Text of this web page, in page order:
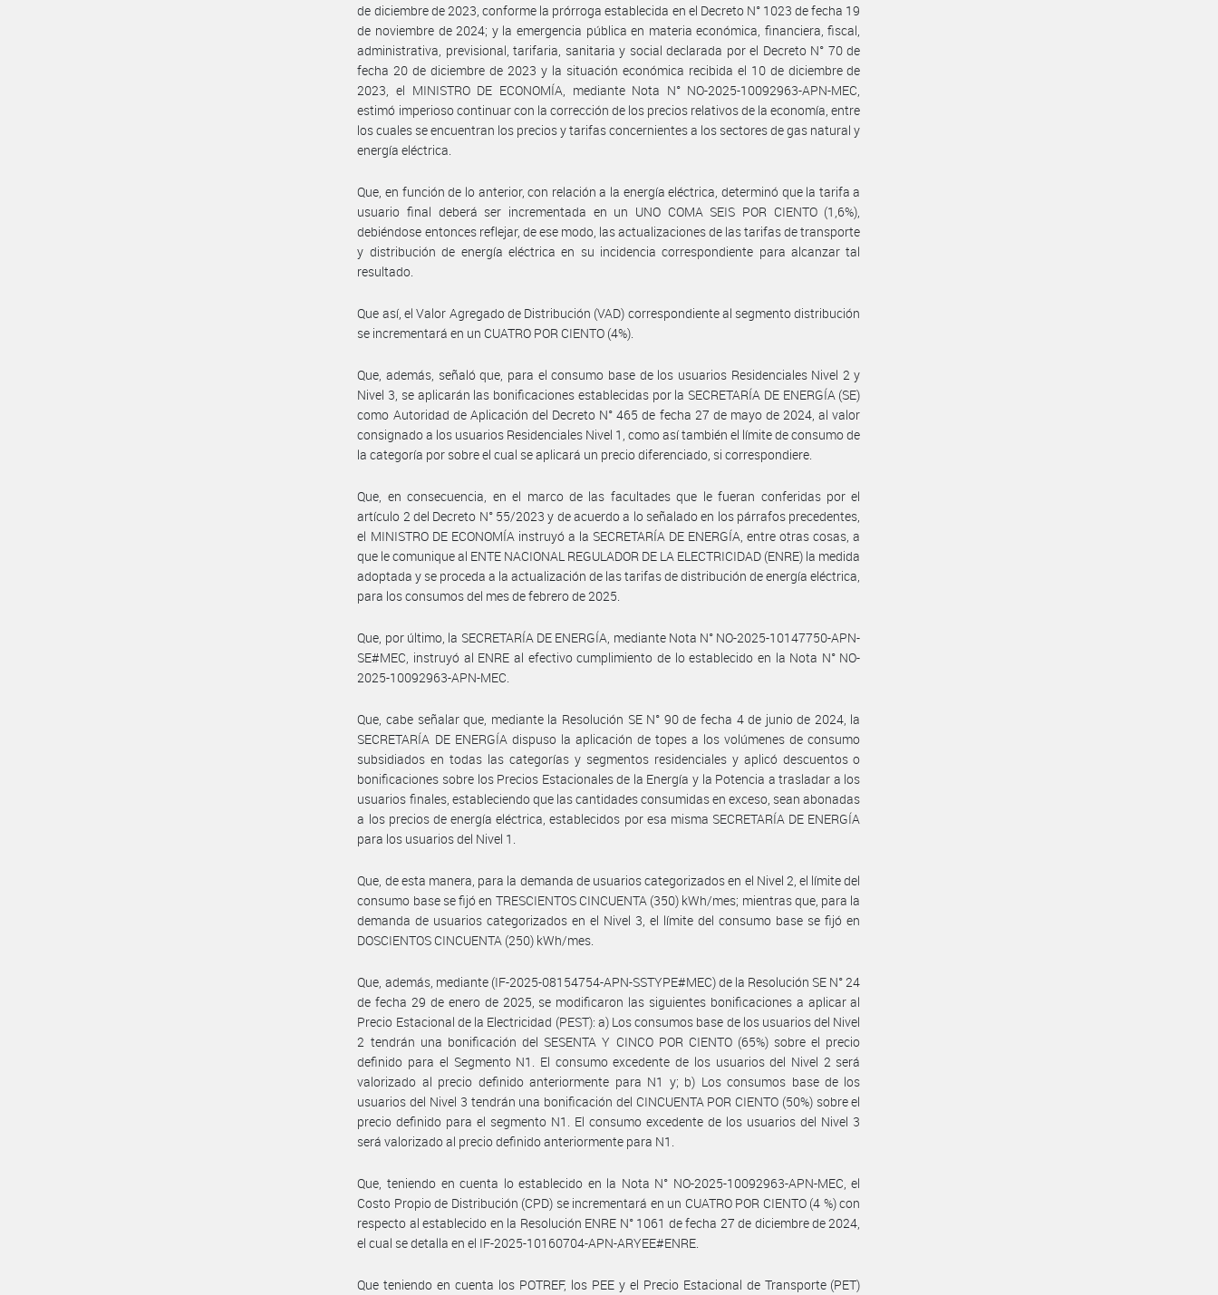
de diciembre de 2023, conforme la prórroga establecida en el Decreto N° 1023 de fecha 19
de noviembre de 2024; y la emergencia pública en materia económica, financiera, fiscal,
administrativa, previsional, tarifaria, sanitaria y social declarada por el Decreto N° 70 de
fecha 20 de diciembre de 2023 y la situación económica recibida el 10 de diciembre de
2023, el MINISTRO DE ECONOMÍA, mediante Nota N° NO-2025-10092963-APN-MEC,
estimó imperioso continuar con la corrección de los precios relativos de la economía, entre
los cuales se encuentran los precios y tarifas concernientes a los sectores de gas natural y
energía eléctrica.
Que, en función de lo anterior, con relación a la energía eléctrica, determinó que la tarifa a
usuario final deberá ser incrementada en un UNO COMA SEIS POR CIENTO (1,6%),
debiéndose entonces reflejar, de ese modo, las actualizaciones de las tarifas de transporte
y distribución de energía eléctrica en su incidencia correspondiente para alcanzar tal
resultado.
Que así, el Valor Agregado de Distribución (VAD) correspondiente al segmento distribución
se incrementará en un CUATRO POR CIENTO (4%).
Que, además, señaló que, para el consumo base de los usuarios Residenciales Nivel 2 y
Nivel 3, se aplicarán las bonificaciones establecidas por la SECRETARÍA DE ENERGÍA (SE)
como Autoridad de Aplicación del Decreto N° 465 de fecha 27 de mayo de 2024, al valor
consignado a los usuarios Residenciales Nivel 1, como así también el límite de consumo de
la categoría por sobre el cual se aplicará un precio diferenciado, si correspondiere.
Que, en consecuencia, en el marco de las facultades que le fueran conferidas por el
artículo 2 del Decreto N° 55/2023 y de acuerdo a lo señalado en los párrafos precedentes,
el MINISTRO DE ECONOMÍA instruyó a la SECRETARÍA DE ENERGÍA, entre otras cosas, a
que le comunique al ENTE NACIONAL REGULADOR DE LA ELECTRICIDAD (ENRE) la medida
adoptada y se proceda a la actualización de las tarifas de distribución de energía eléctrica,
para los consumos del mes de febrero de 2025.
Que, por último, la SECRETARÍA DE ENERGÍA, mediante Nota N° NO-2025-10147750-APN-
SE#MEC, instruyó al ENRE al efectivo cumplimiento de lo establecido en la Nota N° NO-
2025-10092963-APN-MEC.
Que, cabe señalar que, mediante la Resolución SE N° 90 de fecha 4 de junio de 2024, la
SECRETARÍA DE ENERGÍA dispuso la aplicación de topes a los volúmenes de consumo
subsidiados en todas las categorías y segmentos residenciales y aplicó descuentos o
bonificaciones sobre los Precios Estacionales de la Energía y la Potencia a trasladar a los
usuarios finales, estableciendo que las cantidades consumidas en exceso, sean abonadas
a los precios de energía eléctrica, establecidos por esa misma SECRETARÍA DE ENERGÍA
para los usuarios del Nivel 1.
Que, de esta manera, para la demanda de usuarios categorizados en el Nivel 2, el límite del
consumo base se fijó en TRESCIENTOS CINCUENTA (350) kWh/mes; mientras que, para la
demanda de usuarios categorizados en el Nivel 3, el límite del consumo base se fijó en
DOSCIENTOS CINCUENTA (250) kWh/mes.
Que, además, mediante (IF-2025-08154754-APN-SSTYPE#MEC) de la Resolución SE N° 24
de fecha 29 de enero de 2025, se modificaron las siguientes bonificaciones a aplicar al
Precio Estacional de la Electricidad (PEST): a) Los consumos base de los usuarios del Nivel
2 tendrán una bonificación del SESENTA Y CINCO POR CIENTO (65%) sobre el precio
definido para el Segmento N1. El consumo excedente de los usuarios del Nivel 2 será
valorizado al precio definido anteriormente para N1 y; b) Los consumos base de los
usuarios del Nivel 3 tendrán una bonificación del CINCUENTA POR CIENTO (50%) sobre el
precio definido para el segmento N1. El consumo excedente de los usuarios del Nivel 3
será valorizado al precio definido anteriormente para N1.
Que, teniendo en cuenta lo establecido en la Nota N° NO-2025-10092963-APN-MEC, el
Costo Propio de Distribución (CPD) se incrementará en un CUATRO POR CIENTO (4 %) con
respecto al establecido en la Resolución ENRE N° 1061 de fecha 27 de diciembre de 2024,
el cual se detalla en el IF-2025-10160704-APN-ARYEE#ENRE.
Que teniendo en cuenta los POTREF, los PEE y el Precio Estacional de Transporte (PET)